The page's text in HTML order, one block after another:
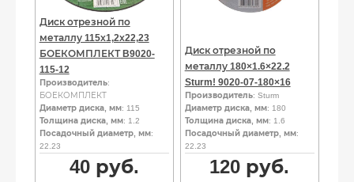
Диск отрезной по
металлу 115х1,2х22,23
БОЕКОМПЛЕКТ B9020-
115-12
Производитель:
БОЕКОМПЛЕКТ
Диаметр диска, мм: 115
Толщина диска, мм: 1.2
Посадочный диаметр, мм:
22.23
40руб.
Диск отрезной по
металлу 180×1.6×22.2
Sturm! 9020-07-180×16
Производитель: Sturm
Диаметр диска, мм: 180
Толщина диска, мм: 1.6
Посадочный диаметр, мм:
22.23
120 руб.